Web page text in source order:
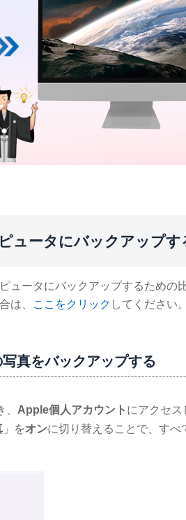
ュータにバックアップ
ュータにバックアップするため
は、
ここをクリック してください。
真をバックアップする
、 Apple個人アカウント にアクセス
」をオンに切り替えることで、す